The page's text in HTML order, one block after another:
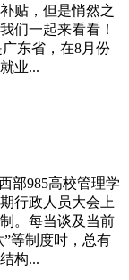
贴，但是悄然之
们一起来看看！
东省，在8月份
业...
部985高校管理学
行政人员大会上
。每当谈及当前
”等制度时，总有
构...